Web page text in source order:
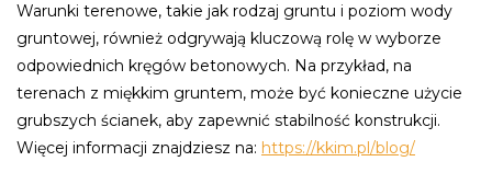
Warunki terenowe, takie jak rodzaj gruntu i poziom wody
gruntowej, również odgrywają kluczową rolę w wyborze
odpowiednich kręgów betonowych. Na przykład, na
terenach z miękkim gruntem, może być konieczne użycie
grubszych ścianek, aby zapewnić stabilność konstrukcji.
Więcej informacji znajdziesz na: https://kkim.pl/blog/